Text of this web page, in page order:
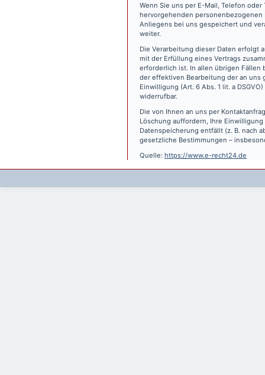
Wenn Sie uns per E-Mail, Telefon
hervorgehenden personenbezogenen
Anliegens bei uns gespeichert und
weiter.
Die Verarbeitung dieser Daten erfolgt
mit der Erfüllung eines Vertrags
erforderlich ist. In allen übrigen Fällen
der effektiven Bearbeitung der an uns
Einwilligung (Art. 6 Abs. 1 lit. a
widerrufbar.
Die von Ihnen an uns per
Löschung auffordern, Ihre
Datenspeicherung entfällt (z. B. nach
gesetzliche Bestimmungen –
Quelle: https://www.e-recht24.de